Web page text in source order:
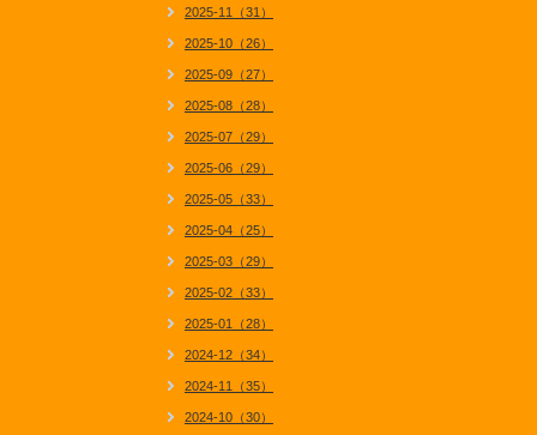
2025-11（31）
2025-10（26）
2025-09（27）
2025-08（28）
2025-07（29）
2025-06（29）
2025-05（33）
2025-04（25）
2025-03（29）
2025-02（33）
2025-01（28）
2024-12（34）
2024-11（35）
2024-10（30）